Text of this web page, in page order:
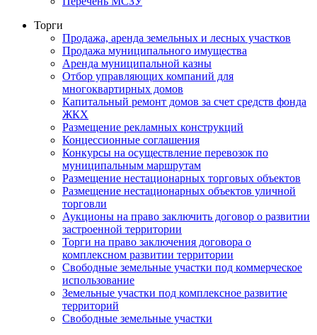
Торги
Продажа, аренда земельных и лесных участков
Продажа муниципального имущества
Аренда муниципальной казны
Отбор управляющих компаний для
многоквартирных домов
Капитальный ремонт домов за счет средств фонда
ЖКХ
Размещение рекламных конструкций
Концессионные соглашения
Конкурсы на осуществление перевозок по
муниципальным маршрутам
Размещение нестационарных торговых объектов
Размещение нестационарных объектов уличной
торговли
Аукционы на право заключить договор о развитии
застроенной территории
Торги на право заключения договора о
комплексном развитии территории
Свободные земельные участки под коммерческое
использование
Земельные участки под комплексное развитие
территорий
Свободные земельные участки